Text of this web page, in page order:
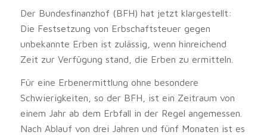
Der Bundesfinanzhof (BFH) hat jetzt klargestellt:
Die Festsetzung von Erbschaftsteuer gegen
unbekannte Erben ist zulässig, wenn hinreichend
Zeit zur Verfügung stand, die Erben zu ermitteln.
Für eine Erbenermittlung ohne besondere
Schwierigkeiten, so der BFH, ist ein Zeitraum von
einem Jahr ab dem Erbfall in der Regel angemessen.
Nach Ablauf von drei Jahren und fünf Monaten ist es